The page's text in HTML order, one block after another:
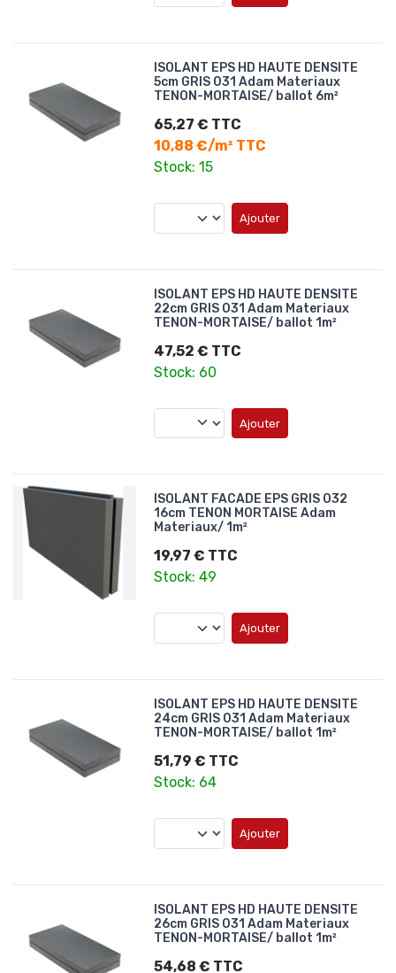
ISOLANT EPS HD HAUTE DENSITE
5cm GRIS 031 Adam Materiaux
TENON-MORTAISE/ ballot 6m²
65,27 € TTC
10,88 €/m² TTC
Stock: 15
Ajouter
ISOLANT EPS HD HAUTE DENSITE
22cm GRIS 031 Adam Materiaux
TENON-MORTAISE/ ballot 1m²
47,52 € TTC
Stock: 60
Ajouter
ISOLANT FACADE EPS GRIS 032
16cm TENON MORTAISE Adam
Materiaux/ 1m²
19,97 € TTC
Stock: 49
Ajouter
ISOLANT EPS HD HAUTE DENSITE
24cm GRIS 031 Adam Materiaux
TENON-MORTAISE/ ballot 1m²
51,79 € TTC
Stock: 64
Ajouter
ISOLANT EPS HD HAUTE DENSITE
26cm GRIS 031 Adam Materiaux
TENON-MORTAISE/ ballot 1m²
54,68 € TTC